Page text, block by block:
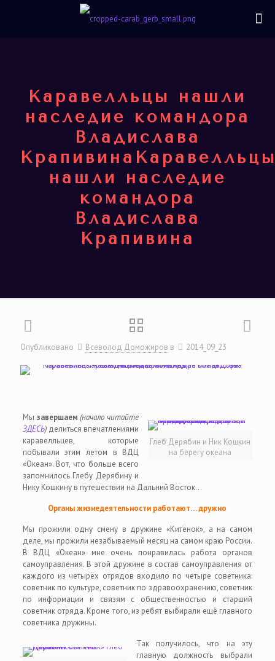
Каравелльцы нашли
наследие командора
Владислава
нашли наследие
командора
Владислава
Крапивина
Опубликовано Всеволод Доможиров в 2014_09_23
Глеб Дерябин и Ник Кошкин
на берегу океана
Мы завершаем (начало читайте
ЗДЕСЬ)делиться впечатлениями
каравелльцев, которые
побывали этим летом в ВДЦ
«Океан». Вот, что больше всего
запомнилось Глебу Дерябину и
Нику Кошкину в путешествии на Дальний Восток…
Органы жизнедеятельности работают… дружно
Мы прожили одну смену в дружине «Китёнок», а на самом
деле, мы прожили незабываемый месяц на самом краю России.
В ВДЦ «Океан» мне очень понравилась работа органов
самоуправления. В этой дружине в состав самоуправления от
каждого из четырёх отрядов входило по четыре советника:
советник по культуре, советник по здравоохранению, советник
по информации и связям с общественностью и старший
советник отряда. Кроме того, из ребят выбирали ещё главного
советника дружины.
Так получилось, что на эту
главную должность выбрали